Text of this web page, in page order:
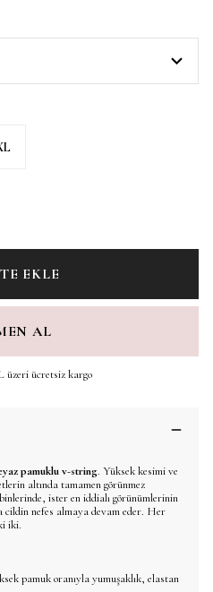
EKLE
AL
üzeri ücretsiz kargo
pamuklu v-string. Yüksek kesimi ve
altında tamamen görünmez
ister en iddialı görünümlerinin
cildin nefes almaya devam eder. Her
iki.
pamuk oranıyla yumuşaklık, elastan